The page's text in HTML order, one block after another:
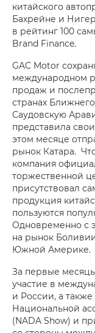
китайского
Бахрейне и
в рейтинг 100
Brand Finance.
GAC Motor
международном
продаж и
странах
Саудовскую
представила
этом месяце
рынок Катара.
компания
торжественной
присутствовал
продукция
пользуются
Одновременно с
на рынок
Южной Америке.
За первые
участие в
и России, а
Национальной
(NADA Show) и